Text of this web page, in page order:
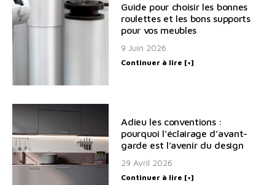
Guide pour choisir les bonnes
roulettes et les bons supports
pour vos meubles
9 Juin 2026
Continuer à lire [+]
Adieu les conventions :
pourquoi l’éclairage d’avant-
garde est l’avenir du design
29 Avril 2026
Continuer à lire [+]